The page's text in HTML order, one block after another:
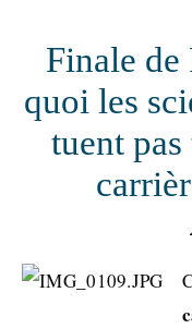
Finale de
quoi les
tuent